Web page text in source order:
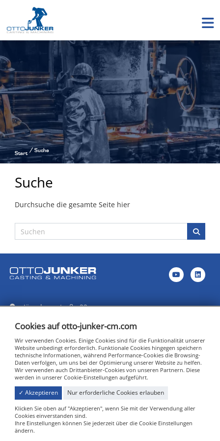
Start Suche
Suche
Durchsuche die gesamte Seite hier
Jägerhausstraße 22
52152 Simmerath - Lammersdorf
info@otto-junker-cm.com
+49 24 73 / 601-0 (Zentrale)
+49 24 73 / 601-155 (Vertrieb)
IMPRESSUM
DATENSCHUTZERKLÄRUNG
AGB'S
DE EN
Cookies auf otto-junker-cm.com
Wir verwenden Cookies. Einige Cookies sind für die Funktionalität unserer
Website unbedingt erforderlich. Funktionale Cookies hingegen speichern
technische Informationen, während Performance-Cookies die Browsing-
Daten verfolgen, um uns bei der Optimierung unserer Website zu helfen.
Wir verwenden auch Drittanbieter-Cookies von unseren Partnern. Diese
werden in unserer Cookie-Einstellungen aufgeführt.
✓ Akzeptieren Nur erforderliche Cookies erlauben
Klicken Sie oben auf "Akzeptieren", wenn Sie mit der Verwendung aller
Cookies einverstanden sind.
Ihre Einstellungen können Sie jederzeit über die Cookie Einstellungen
ändern.